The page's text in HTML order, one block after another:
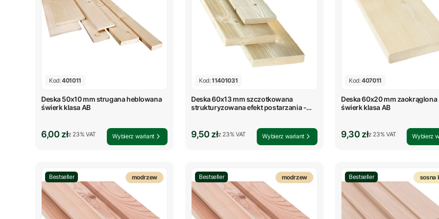
Kod:401011
Deska 50x10 mm strugana heblowana
świerk klasa AB
Cena brutto
6,00 złz %s VAT
z 23% VAT Wybierz wariant
Kod:11401031
Deska 60x13 mm szczotkowana
strukturyzowana efekt postarzania -
Cena brutto
9,50 złz %s VAT
z 23% VAT Wybierz wariant
Kod:407011
Deska 60x20 mm
świerk klasa AB
Cena brutto
9,30 złz %s VAT
z 23% VAT Wybierz
Bestseller modrzew Bestseller modrzew Bestseller sosna